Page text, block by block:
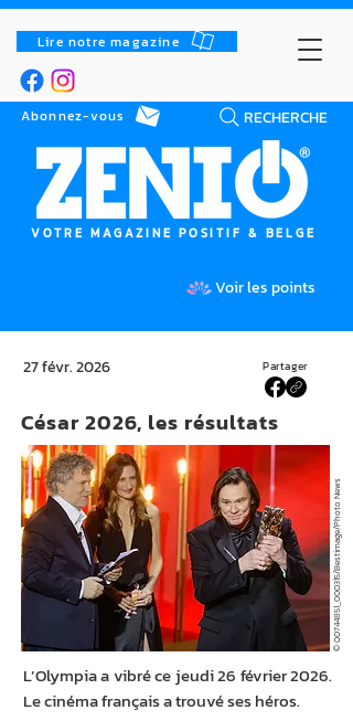
Lire notre magazine
RECHERCHE
Abonnez-vous
VOTRE MAGAZINE POSITIF & BELGE
Voir les points
Partager
27 févr. 2026
César 2026, les résultats
© 00744851_000315/Bestimage/Photo News
L’Olympia a vibré ce jeudi 26 février 2026.
Le cinéma français a trouvé ses héros.